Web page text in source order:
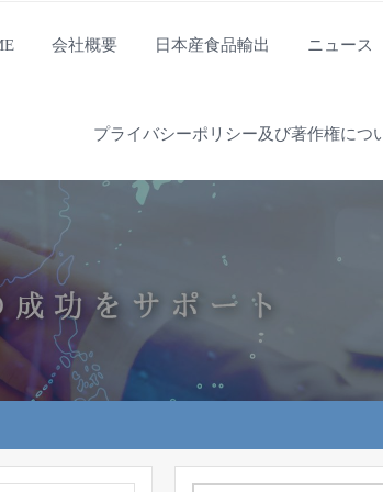
会社概要 日本産食品輸出 ニュース
プライバシーポリシー及び著作権につ